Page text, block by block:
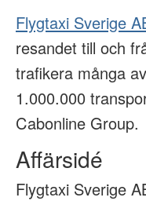
Flygtaxi Sverige
resandet till och
trafikera många
1.000.000
Cabonline Group.
Affärsidé
Flygtaxi Sverige